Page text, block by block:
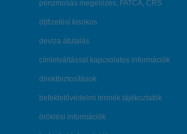
pénzmosás megelőzés, FATCA, CRS
díjfizetési kisokos
deviza átutalás
címletváltással kapcsolatos információk
direktbiztosítások
befektetővédelmi termék tájékoztatók
öröklési információk